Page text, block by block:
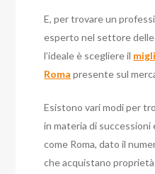
E, per trovare un
esperto nel settore
l’ideale è scegliere il
Roma presente sul
Esistono vari modi per
in materia di
come Roma, dato il
che acquistano